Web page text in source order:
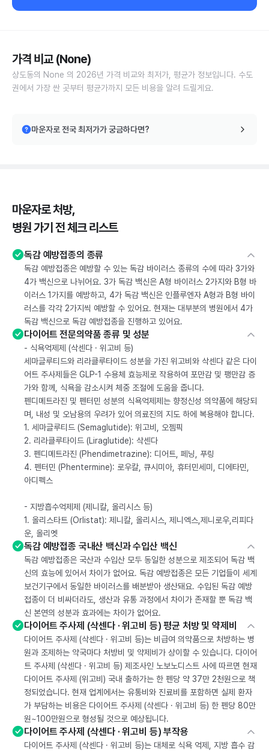
가격 비교 (None)
상도동의 None 의 2026년 가격 비교와 최저가, 평균가 정보입니다. 수도
권에서 가장 싼 곳부터 평균가까지 모든 비용을 알려 드릴게요.
마운자로 전국 최저가가 궁금하다면?
마운자로 처방,
병원 가기 전 체크 리스트
독감 예방접종의 종류
독감 예방접종은 예방할 수 있는 독감 바이러스 종류의 수에 따라 3가와
4가 백신으로 나뉘어요. 3가 독감 백신은 A형 바이러스 2가지와 B형 바
이러스 1가지를 예방하고, 4가 독감 백신은 인플루엔자 A형과 B형 바이
러스를 각각 2가지씩 예방할 수 있어요. 현재는 대부분의 병원에서 4가
독감 백신으로 독감 예방접종을 진행하고 있어요.
다이어트 전문의약품 종류 및 성분
- 식욕억제제 (삭센다 · 위고비 등)
세마글루티드와 리라클루타이드 성분을 가진 위고비와 삭센다 같은 다이
어트 주사제들은 GLP-1 수용체 효능제로 작용하여 포만감 및 팽만감 증
가와 함께, 식욕을 감소시켜 체중 조절에 도움을 줍니다.
펜디메트라진 및 펜터민 성분의 식욕억제제는 향정신성 의약품에 해당되
며, 내성 및 오남용의 우려가 있어 의료진의 지도 하에 복용해야 합니다.
1. 세마글루티드 (Semaglutide): 위고비, 오젬픽
2. 리라클루타이드 (Liraglutide): 삭센다
3. 펜디메트라진 (Phendimetrazine): 디어트, 페닝, 푸링
4. 펜터민 (Phentermine): 로우칼, 큐시미아, 휴터민세미, 디에타민,
아디펙스
- 지방흡수억제제 (제니칼, 올리시스 등)
1. 올리스타트 (Orlistat): 제니칼, 올리시스, 제니엑스,제니로우,리피다
운, 올리엣
독감 예방접종 국내산 백신과 수입산 백신
독감 예방접종은 국산과 수입산 모두 동일한 성분으로 제조되어 독감 백
신의 효능에 있어서 차이가 없어요. 독감 예방접종은 모든 기업들이 세계
보건기구에서 동일한 바이러스를 배분받아 생산돼요. 수입된 독감 예방
접종이 더 비싸더라도, 생산과 유통 과정에서 차이가 존재할 뿐 독감 백
신 본연의 성분과 효과에는 차이가 없어요.
다이어트 주사제 (삭센다 · 위고비 등) 평균 처방 및 약제비
다이어트 주사제 (삭센다 · 위고비 등)는 비급여 의약품으로 처방하는 병
원과 조제하는 약국마다 처방비 및 약제비가 상이할 수 있습니다. 다이어
트 주사제 (삭센다 · 위고비 등) 제조사인 노보노디스트 사에 따르면 현재
다이어트 주사제 (위고비) 국내 출하가는 한 펜당 약 37만 2천원으로 책
정되었습니다. 현재 업계에서는 유통비와 진료비를 포함하면 실제 환자
가 부담하는 비용은 다이어트 주사제 (삭센다 · 위고비 등) 한 펜당 80만
원~100만원으로 형성될 것으로 예상됩니다.
다이어트 주사제 (삭센다 · 위고비 등) 부작용
다이어트 주사제 (삭센다 · 위고비 등)는 대체로 식욕 억제, 지방 흡수 감